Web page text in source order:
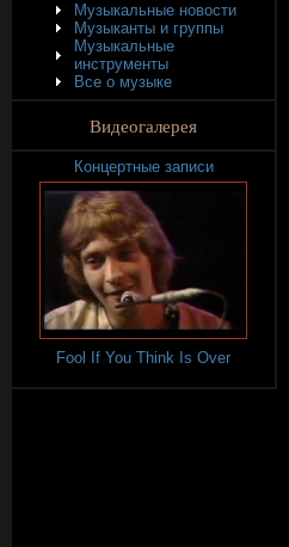
Музыкальные новости
Музыканты и группы
Музыкальные
инструменты
Все о музыке
Видеогалерея
Концертные записи
Fool If You Think Is Over